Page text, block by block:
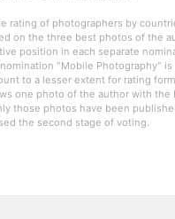
rating of photographers by
on the three best photos of the
position in each separate
"Mobile Photography" is
to a lesser extent for rating
one photo of the author with the
those photos have been
the second stage of voting.